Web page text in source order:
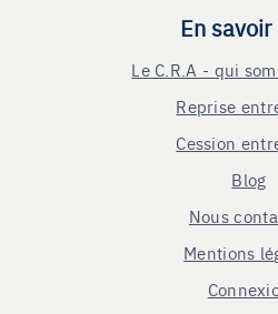
En
Le C.R.A - qui
Reprise
Cession
Blog
Nous
Mentions